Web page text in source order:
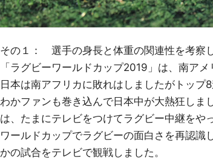
その１： 選手の身長と体重の関連性を考察
「ラグビーワールドカップ2019」は、南ア
日本は南アフリカに敗れはしましたがトッ
わかファンも巻き込んで日本中が大熱狂しま
は、たまにテレビをつけてラグビー中継をや
ワールドカップでラグビーの面白さを再認識
かの試合をテレビで観戦しました。